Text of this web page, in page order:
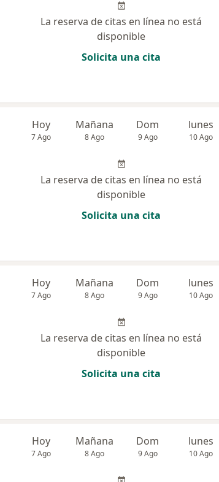
La reserva de citas en línea no está
disponible
Solicita una cita
Hoy
7 Ago
Mañana
8 Ago
Dom
9 Ago
lunes
10 Ago
La reserva de citas en línea no está
disponible
Solicita una cita
Hoy
7 Ago
Mañana
8 Ago
Dom
9 Ago
lunes
10 Ago
La reserva de citas en línea no está
disponible
Solicita una cita
Hoy
7 Ago
Mañana
8 Ago
Dom
9 Ago
lunes
10 Ago